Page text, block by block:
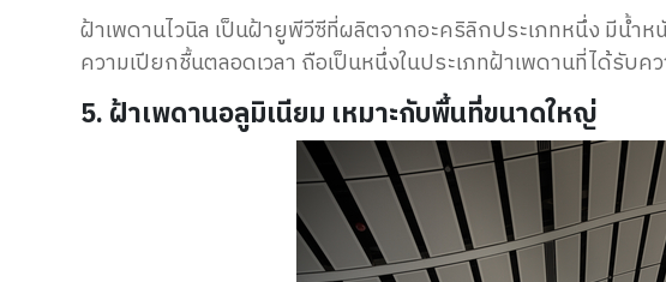
ฝ้าเพดานไวนิล เป็นฝ้ายูพีวีซีที่ผลิตจากอะคริลิกประเภทหนึ่ง มีน้ำห
ความเปียกชื้นตลอดเวลา ถือเป็นหนึ่งในประเภทฝ้าเพดานที่ได้รับค
5. ฝ้าเพดานอลูมิเนียม เหมาะกับพื้นที่ขนาดใหญ่